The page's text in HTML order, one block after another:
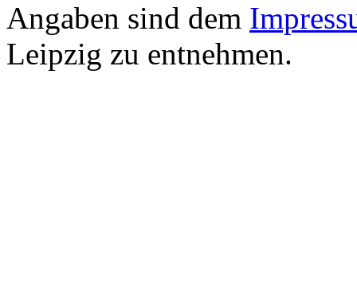
Angaben sind dem
Leipzig zu entnehmen.